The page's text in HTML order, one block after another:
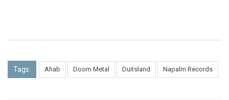
Tags: Ahab Doom Metal Duitsland Napalm Records